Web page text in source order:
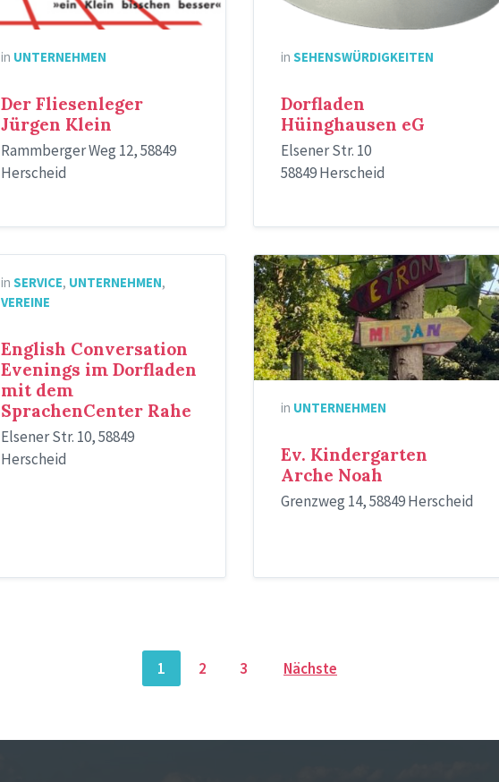
in UNTERNEHMEN
Der Fliesenleger
Jürgen Klein
Rammberger Weg 12, 58849
Herscheid
in SEHENSWÜRDIGKEITEN
Dorfladen
Hüinghausen eG
Elsener Str. 10
58849 Herscheid
inSERVICE, UNTERNEHMEN,
VEREINE
English Conversation
Evenings im Dorfladen
mit dem
SprachenCenter Rahe
Elsener Str. 10, 58849
Herscheid
Kindergarten
Arche
Noah
in UNTERNEHMEN
Ev. Kindergarten
Arche Noah
Grenzweg 14, 58849 Herscheid
1 2 3 Nächste